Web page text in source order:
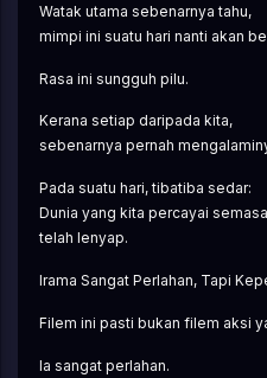
Watak utama sebenarnya tahu,
mimpi ini suatu hari nanti akan
Rasa ini sungguh pilu.
Kerana setiap daripada kita,
sebenarnya pernah
Pada suatu hari, tibatiba sedar:
Dunia yang kita percayai
telah lenyap.
Irama Sangat Perlahan, Tapi
Filem ini pasti bukan filem aksi
Ia sangat perlahan.